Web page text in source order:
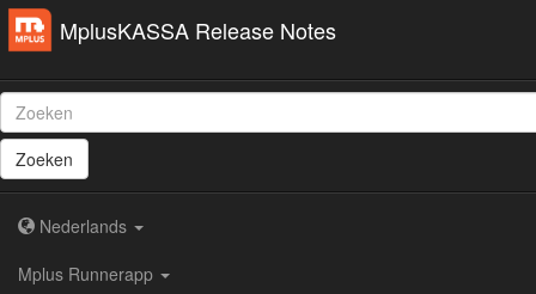
MplusKASSA Release Notes
Zoeken
Nederlands
Mplus Runnerapp